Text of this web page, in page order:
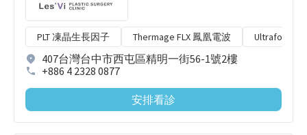
PLT 凍晶生長因子 Thermage FLX 鳳凰電波 Ultraformer
407台灣台中市西屯區精明一街56-1號2樓
+886 4 2328 0877
安排看診